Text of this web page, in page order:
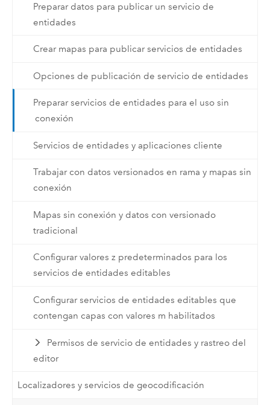
Preparar datos para publicar un servicio de
entidades
Crear mapas para publicar servicios de entidades
Opciones de publicación de servicio de entidades
Preparar servicios de entidades para el uso sin
conexión
Servicios de entidades y aplicaciones cliente
Trabajar con datos versionados en rama y mapas sin
conexión
Mapas sin conexión y datos con versionado
tradicional
Configurar valores z predeterminados para los
servicios de entidades editables
Configurar servicios de entidades editables que
contengan capas con valores m habilitados
Permisos de servicio de entidades y rastreo del
editor
Localizadores y servicios de geocodificación